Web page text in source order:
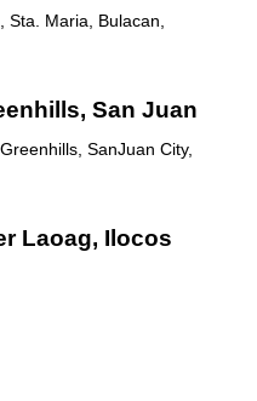
Maria, Bulacan,
San Juan
SanJuan City,
Laoag, Ilocos